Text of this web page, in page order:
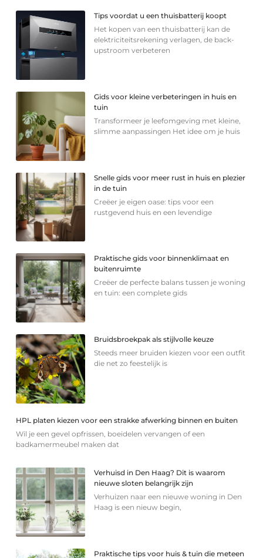
Tips voordat u een thuisbatterij koopt
Het kopen van een thuisbatterij kan de
elektriciteitsrekening verlagen, de back-
upstroom verbeteren
Gids voor kleine verbeteringen in huis en
tuin
Transformeer je leefomgeving met kleine,
slimme aanpassingen Het idee om je huis
Snelle gids voor meer rust in huis en plezier
in de tuin
Creëer je eigen oase: tips voor een
rustgevend huis en een levendige
Praktische gids voor binnenklimaat en
buitenruimte
Creëer de perfecte balans tussen je woning
en tuin: een complete gids
Bruidsbroekpak als stijlvolle keuze
Steeds meer bruiden kiezen voor een outfit
die net zo feestelijk is
HPL platen kiezen voor een strakke afwerking binnen en buiten
Wil je een gevel opfrissen, boeidelen vervangen of een
badkamermeubel maken dat
Verhuisd in Den Haag? Dit is waarom
nieuwe sloten belangrijk zijn
Verhuizen naar een nieuwe woning in Den
Haag is een nieuw begin,
Praktische tips voor huis & tuin die meteen